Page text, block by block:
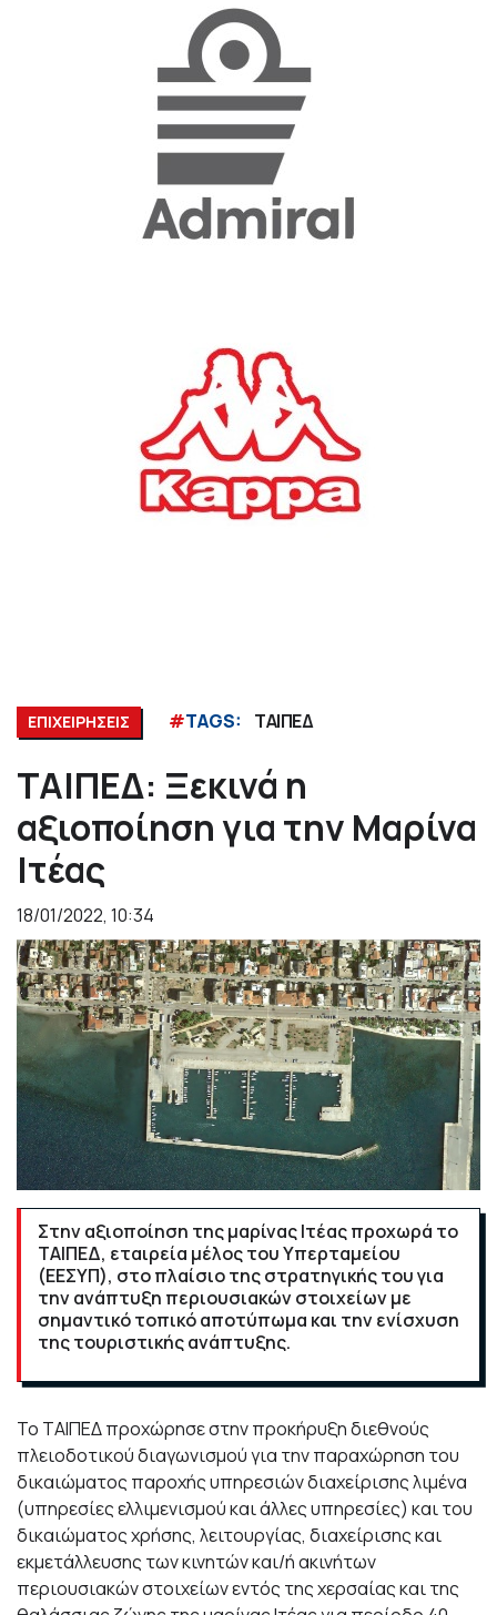
ΕΠΙΧΕΙΡΗΣΕΙΣ #TAGS: ΤΑΙΠΕΔ
ΤΑΙΠΕΔ: Ξεκινά η
αξιοποίηση για την Μαρίνα
Ιτέας
18/01/2022, 10:34
Στην αξιοποίηση της μαρίνας Ιτέας προχωρά το
ΤΑΙΠΕΔ, εταιρεία μέλος του Υπερταμείου
(ΕΕΣΥΠ), στο πλαίσιο της στρατηγικής του για
την ανάπτυξη περιουσιακών στοιχείων με
σημαντικό τοπικό αποτύπωμα και την ενίσχυση
της τουριστικής ανάπτυξης.
Το ΤΑΙΠΕΔ προχώρησε στην προκήρυξη διεθνούς
πλειοδοτικού διαγωνισμού για την παραχώρηση του
δικαιώματος παροχής υπηρεσιών διαχείρισης λιμένα
(υπηρεσίες ελλιμενισμού και άλλες υπηρεσίες) και του
δικαιώματος χρήσης, λειτουργίας, διαχείρισης και
εκμετάλλευσης των κινητών και/ή ακινήτων
περιουσιακών στοιχείων εντός της χερσαίας και της